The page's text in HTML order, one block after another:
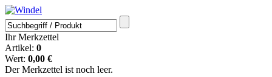
Ihr Merkzettel
Artikel: 0
Wert: 0,00 €
Der Merkzettel ist noch leer.